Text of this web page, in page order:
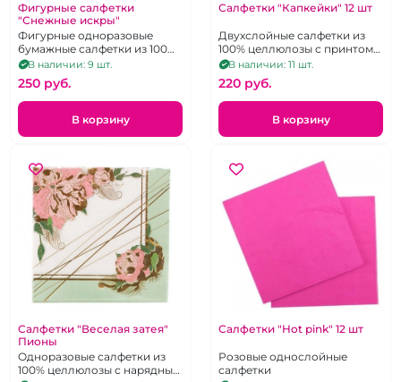
Фигурные салфетки
"Снежные искры"
Фигурные одноразовые
бумажные салфетки из 100%
целлюлозы с
голографическими
снежинками. 6 шт.
В наличии: 9 шт.
250 pуб.
В корзину
Салфетки "Капкейки" 12 шт
Двухслойные салфетки из
100% целлюлозы с принтом
нанесённым красками на
водной основе. 33Х33 см. 12
шт.
В наличии: 11 шт.
220 pуб.
В корзину
Салфетки "Веселая затея"
Пионы
Одноразовые салфетки из
100% целлюлозы с нарядным
Салфетки "Hot pink" 12 шт
Розовые однослойные
салфетки